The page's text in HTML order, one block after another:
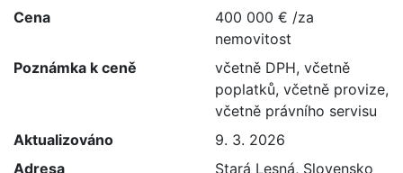
Cena
400 000 € /za
nemovitost
Poznámka k ceně
včetně DPH, včetně
poplatků, včetně provize,
včetně právního servisu
Aktualizováno
9. 3. 2026
Adresa
Stará Lesná, Slovensko